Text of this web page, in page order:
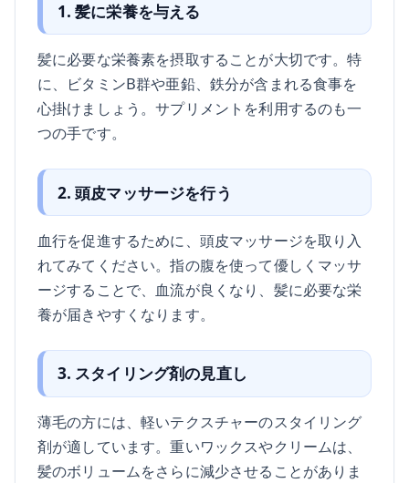
1. 髪に栄養を与える
髪に必要な栄養素を摂取することが大切です。特
に、ビタミンB群や亜鉛、鉄分が含まれる食事を
心掛けましょう。サプリメントを利用するのも一
つの手です。
2. 頭皮マッサージを行う
血行を促進するために、頭皮マッサージを取り入
れてみてください。指の腹を使って優しくマッサ
ージすることで、血流が良くなり、髪に必要な栄
養が届きやすくなります。
3. スタイリング剤の見直し
薄毛の方には、軽いテクスチャーのスタイリング
剤が適しています。重いワックスやクリームは、
髪のボリュームをさらに減少させることがありま